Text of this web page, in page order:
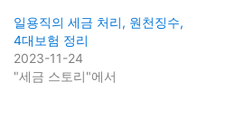
일용직의 세금 처리, 원천징수,
4대보험 정리
2023-11-24
"세금 스토리"에서